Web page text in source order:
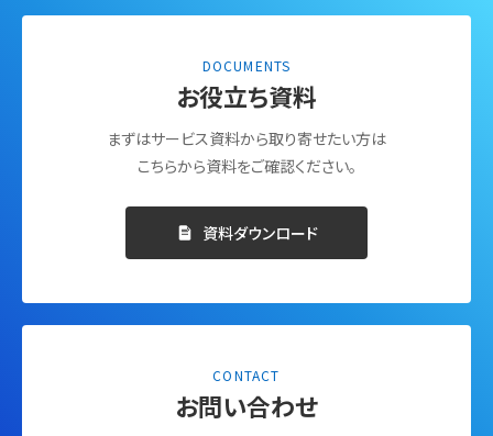
DOCUMENTS
お役立ち資料
まずはサービス資料から取り寄せたい方は
こちらから資料をご確認ください。
資料ダウンロード
CONTACT
お問い合わせ